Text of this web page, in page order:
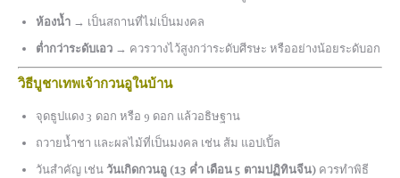
ห้องน้ำ → เป็นสถานที่ไม่เป็นมงคล
ต่ำกว่าระดับเอว → ควรวางไว้สูงกว่าระดับศีรษะ หรืออย่างน้อยระดับอก
วิธีบูชาเทพเจ้ากวนอูในบ้าน
จุดธูปแดง 3 ดอก หรือ 9 ดอก แล้วอธิษฐาน
ถวายน้ำชา และผลไม้ที่เป็นมงคล เช่น ส้ม แอปเปิ้ล
วันสำคัญ เช่น วันเกิดกวนอู (13 ค่ำ เดือน 5 ตามปฏิทินจีน) ควรทำพิธี